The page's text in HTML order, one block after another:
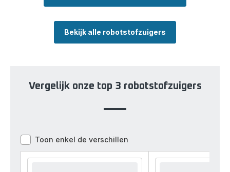
Bekijk alle robotstofzuigers
Vergelijk onze top 3 robotstofzuigers
Toon enkel de verschillen